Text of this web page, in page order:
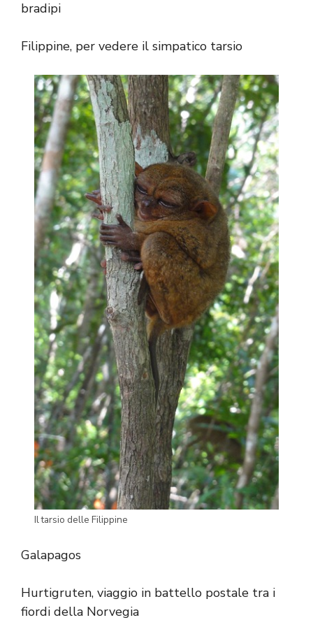
bradipi
Filippine, per vedere il simpatico tarsio
Il tarsio delle Filippine
Galapagos
Hurtigruten, viaggio in battello postale tra i
fiordi della Norvegia